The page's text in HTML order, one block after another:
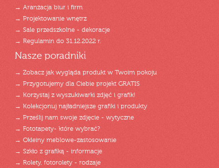
→ Aranżacja biur i firm
→ Projektowanie wnętrz
→ Sale przedszkolne - dekoracje
→ Regulamin do 31.12.2022 r.
Nasze poradniki
→ Zobacz jak wygląda produkt w Twoim pokoju
→ Przygotujemy dla Ciebie projekt GRATIS
→ Korzystaj z wyszukiwarki zdjęć i grafik!
→ Kolekcjonuj najładniejsze grafiki i produkty
→ Prześlij nam swoje zdjęcie - wytyczne
→ Fototapety- które wybrać?
→ Okleiny meblowe-zastosowanie
→ Szkło z grafiką - informacje
→ Rolety, fotorolety - rodzaje